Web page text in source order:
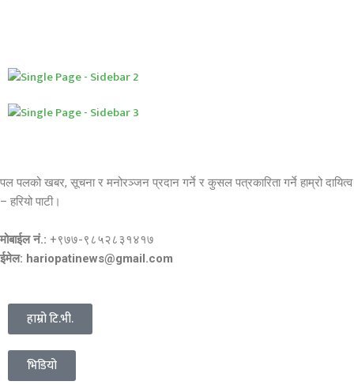
पल पलको खबर, सूचना र मनोरञ्जन प्रदान गर्ने र कुसल पत्रकारिता गर्ने हाम्रो दायित्व
– हरियो पाटी।
मोबाईल नं.: +९७७-९८५२८३१४१७
ईमेल: hariopatinews@gmail.com
हाम्रो टि.भी.
भिडियो